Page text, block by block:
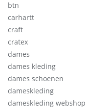
btn
carhartt
craft
cratex
dames
dames kleding
dames schoenen
dameskleding
dameskleding webshop